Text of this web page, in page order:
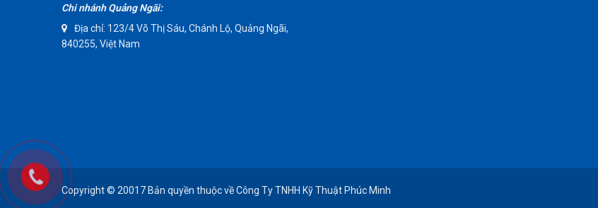
Chi nhánh Quảng Ngãi:
Địa chỉ: 123/4 Võ Thị Sáu, Chánh Lộ, Quảng Ngãi,
840255, Việt Nam
Copyright © 20017 Bản quyền thuộc về Công Ty TNHH Kỹ Thuật Phúc Minh